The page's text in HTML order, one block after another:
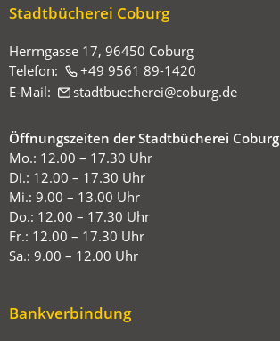
hier:
Stadtbücherei Coburg
Herrngasse 17, 96450 Coburg
Telefon:
+49 9561 89-1420
E-Mail:
stadtbuecherei coburg de
Öffnungszeiten der Stadtbücherei Coburg
Mo.: 12.00 – 17.30 Uhr
Di.: 12.00 – 17.30 Uhr
Mi.: 9.00 – 13.00 Uhr
Do.: 12.00 – 17.30 Uhr
Fr.: 12.00 – 17.30 Uhr
Sa.: 9.00 – 12.00 Uhr
Bankverbindung